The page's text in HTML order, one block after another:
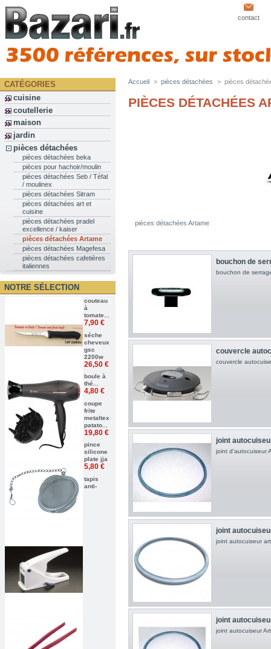
contact
CATÉGORIES
cuisine
coutellerie
maison
jardin
pièces détachées
pièces détachées beka
pièces pour hachoir/moulin
pièces détachées Seb / Téfal
/ moulinex
pièces détachées Sitram
pièces détachées art et
cuisine
pièces détachées pradel
excellence / kaiser
pièces détachées Artame
pièces détachées Magefesa
pièces détachées cafetières
italiennes
NOTRE SÉLECTION
couteau
à
tomate...
7,90 €
séche
cheveux
gsc
2200w
26,50 €
boule à
thé...
4,80 €
coupe
frite
metaltex
patato...
19,80 €
pince
silicone
plate jja
5,80 €
tapis
anti-
Accueil > pièces détachées > pièces
PIÈCES DÉTACHÉES
pièces détachées Artame
bouchon de
bouchon de
couvercle
couvercle
joint
joint d'autocuiseur
joint
joint autocuiseur
joint
joint autocuiseur